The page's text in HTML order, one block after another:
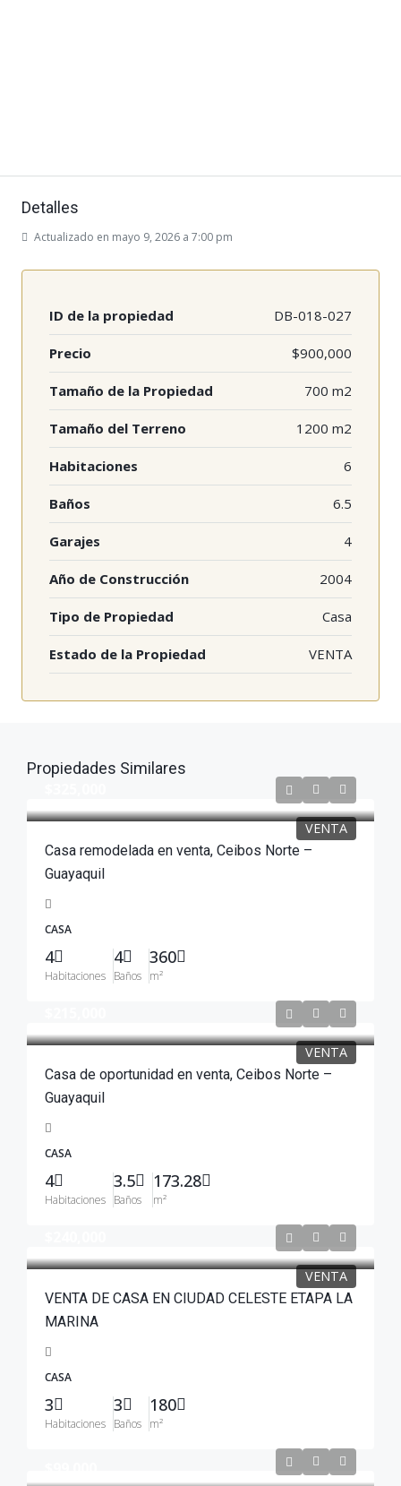
Detalles
Actualizado en mayo 9, 2026 a 7:00 pm
ID de la propiedad DB-018-027
Precio $900,000
Tamaño de la Propiedad 700 m2
Tamaño del Terreno 1200 m2
Habitaciones 6
Baños 6.5
Garajes 4
Año de Construcción 2004
Tipo de Propiedad Casa
Estado de la Propiedad VENTA
Propiedades Similares
VENTA
Casa remodelada en venta, Ceibos Norte –
Guayaquil
CASA
4
Habitaciones
4
Baños
360
m²
VENTA
Casa de oportunidad en venta, Ceibos Norte –
Guayaquil
CASA
4
Habitaciones
3.5
Baños
173.28
m²
VENTA
VENTA DE CASA EN CIUDAD CELESTE ETAPA LA
MARINA
CASA
3
Habitaciones
3
Baños
180
m²